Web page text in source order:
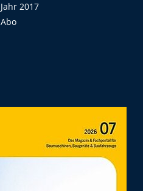
Jahr 2017
Abo